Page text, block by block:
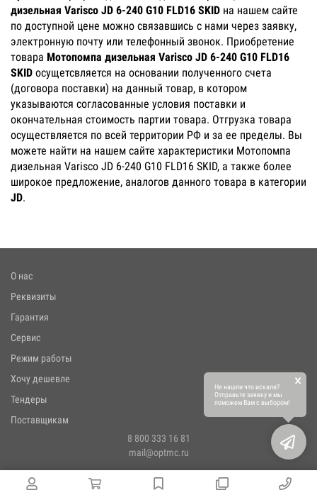
дизельная Varisco JD 6-240 G10 FLD16 SKID на нашем сайте
по доступной цене можно связавшись с нами через заявку,
электронную почту или телефонный звонок. Приобретение
товара Мотопомпа дизельная Varisco JD 6-240 G10 FLD16
SKID осущетсвляется на основании полученного счета
(договора поставки) на данный товар, в котором
указываются согласованные условия поставки и
окончательная стоимость партии товара. Отгрузка товара
осуществляется по всей территории РФ и за ее пределы. Вы
можете найти на нашем сайте характеристики Мотопомпа
дизельная Varisco JD 6-240 G10 FLD16 SKID, а также более
широкое предложение, аналогов данного товара в категории
JD.
О нас
Реквизиты
Гарантия
Сервис
Режим работы
Хочу дешевле
Тендеры
Поставщикам
8 800 333 16 81
mail@optmc.ru
Не нашли что искали?
Отправьте заявку и мы
поможем Вам с выбором!
×